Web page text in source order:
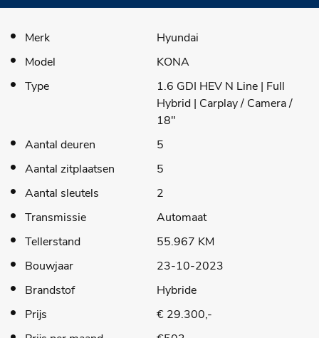
Merk
Hyundai
Model
KONA
Type
1.6 GDI HEV N Line | Full
Hybrid | Carplay / Camera /
18"
Aantal deuren
5
Aantal zitplaatsen
5
Aantal sleutels
2
Transmissie
Automaat
Tellerstand
55.967 KM
Bouwjaar
23-10-2023
Brandstof
Hybride
Prijs
€ 29.300,-